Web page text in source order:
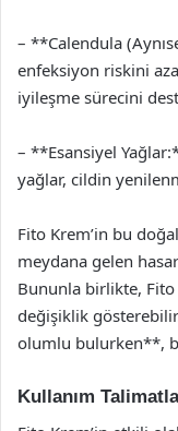
– **Calendula
enfeksiyon riskini
iyileşme sürecini
– **Esansiyel
yağlar, cildin
Fito Krem’in bu
meydana gelen
Bununla birlikte,
değişiklik
olumlu bulurken**,
Kullanım